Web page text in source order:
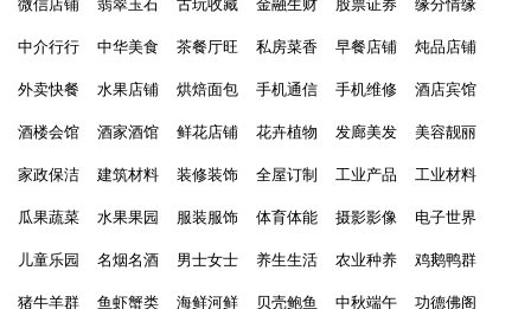
微信店铺 翡翠玉石 古玩收藏 金融生财 股票证券 缘分情缘
中介行行 中华美食 茶餐厅旺 私房菜香 早餐店铺 炖品店铺
外卖快餐 水果店铺 烘焙面包 手机通信 手机维修 酒店宾馆
酒楼会馆 酒家酒馆 鲜花店铺 花卉植物 发廊美发 美容靓丽
家政保洁 建筑材料 装修装饰 全屋订制 工业产品 工业材料
瓜果蔬菜 水果果园 服装服饰 体育体能 摄影影像 电子世界
儿童乐园 名烟名酒 男士女士 养生生活 农业种养 鸡鹅鸭群
猪牛羊群 鱼虾蟹类 海鲜河鲜 贝壳鲍鱼 中秋端午 功德佛阁